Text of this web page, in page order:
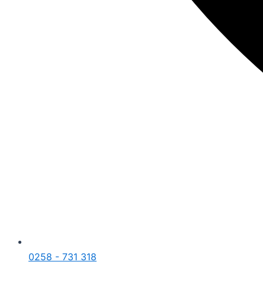
0258 - 731 318